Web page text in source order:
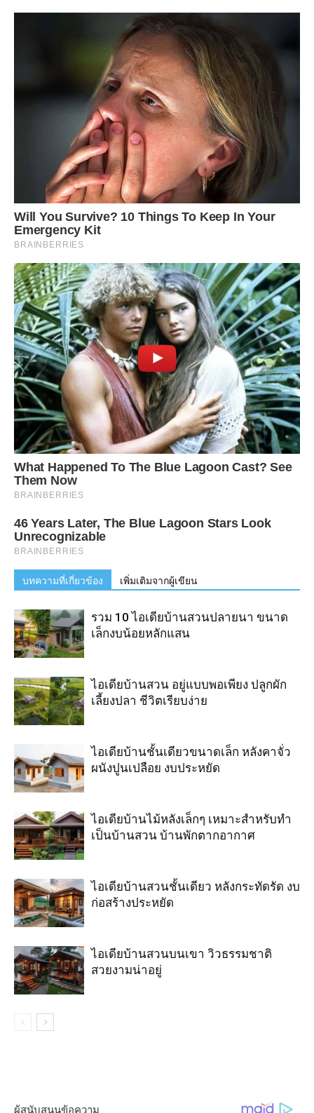
บทความที่เกี่ยวข้อง เพิ่มเติมจากผู้เขียน
รวม 10 ไอเดียบ้านสวนปลายนา ขนาด
เล็กงบน้อยหลักแสน
ไอเดียบ้านสวน อยู่แบบพอเพียง ปลูกผัก
เลี้ยงปลา ชีวิตเรียบง่าย
ไอเดียบ้านชั้นเดียวขนาดเล็ก หลังคาจั่ว
ผนังปูนเปลือย งบประหยัด
ไอเดียบ้านไม้หลังเล็กๆ เหมาะสำหรับทำ
เป็นบ้านสวน บ้านพักตากอากาศ
ไอเดียบ้านสวนชั้นเดียว หลังกระทัดรัด งบ
ก่อสร้างประหยัด
ไอเดียบ้านสวนบนเขา วิวธรรมชาติ
สวยงามน่าอยู่